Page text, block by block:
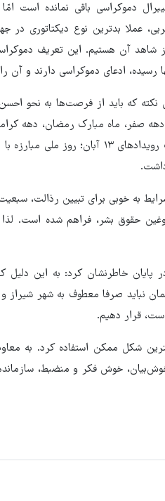
دموکراسی باقی نمانده است
عملا بدترین نوع دیکتاتوری
شاهد آن هستیم. این تعریف
ادعای دموکراسی دارند و آن
نکته که باید از فرصت‌ها به نحو
صفر، ماه مبارک رمضان، دهه
به خوبی برای تبیین رذالت،
حقوق بشر، فراهم شده است. لذا
خاطرنشان کرد: به این دلیل
نباید صرفا معطوف به شهر شیراز
قرار دهیم.
شکل ممکن استفاده کرد. به
خوش فکر و منضبط،